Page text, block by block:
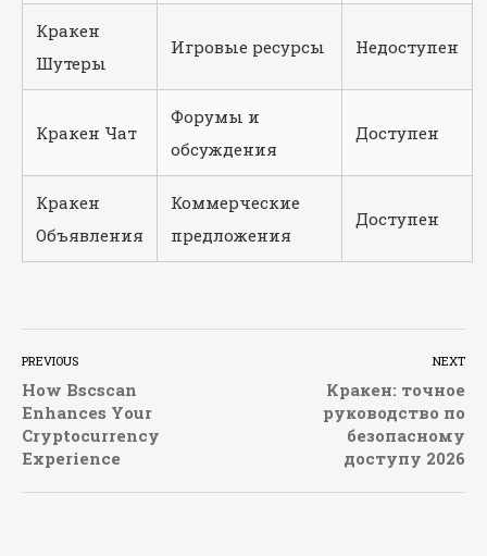
Кракен
Шутеры
Игровые ресурсы Недоступен
Кракен Чат
Форумы и
обсуждения
Доступен
Кракен
Объявления
Коммерческие
предложения
Доступен
PREVIOUS
How Bscscan
Enhances Your
Cryptocurrency
Experience
NEXT
Кракен: точное
руководство по
безопасному
доступу 2026